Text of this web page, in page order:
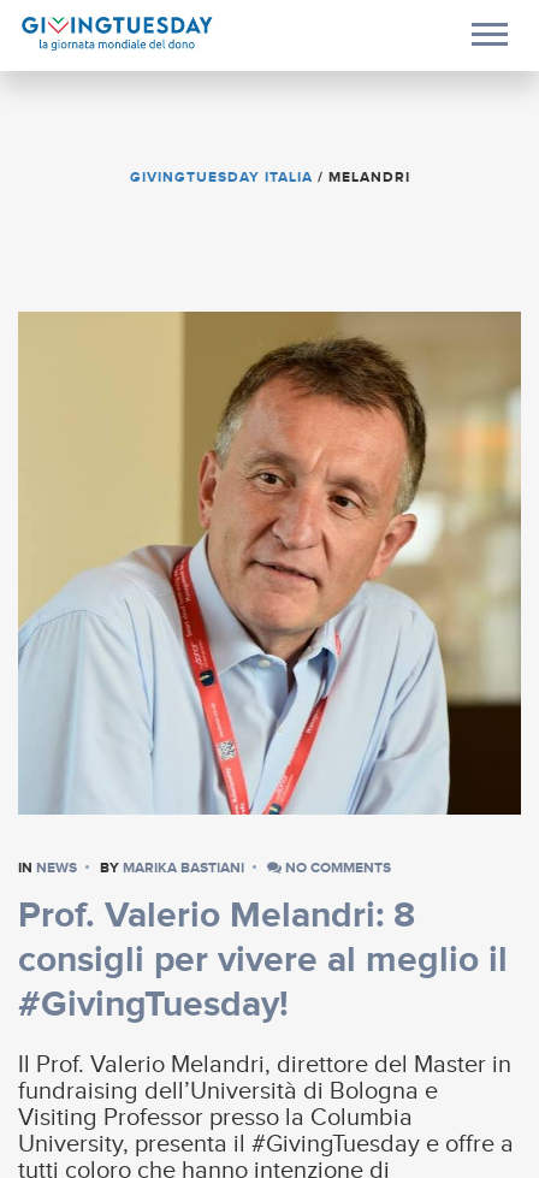
GIVINGTUESDAY ITALIA / MELANDRI
IN NEWS BY MARIKA BASTIANI NO COMMENTS
Prof. Valerio Melandri: 8
consigli per vivere al meglio il
#GivingTuesday!
Il Prof. Valerio Melandri, direttore del Master in
fundraising dell’Università di Bologna e
Visiting Professor presso la Columbia
University, presenta il #GivingTuesday e offre a
tutti coloro che hanno intenzione di